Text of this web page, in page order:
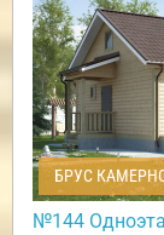
БРУС
№144